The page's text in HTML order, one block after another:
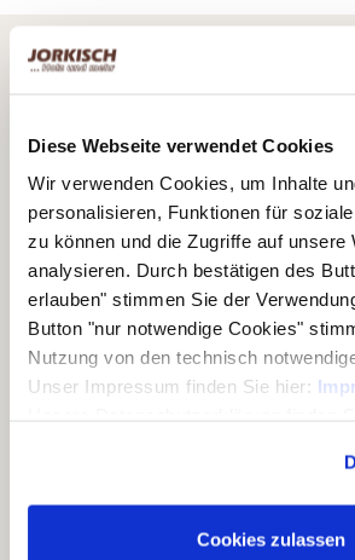
Diese Webseite verwendet Cookies
Wir verwenden Cookies, um Inhalte
personalisieren, Funktionen für
zu können und die Zugriffe auf unsere
analysieren. Durch bestätigen des
erlauben" stimmen Sie der
Button "nur notwendige Cookies"
Nutzung von den technisch
Unser Impressum finden Sie hier:
Cookies zulassen
Wir von Jorkisch geben täglich unser
Standorten produzieren und handeln wir mit
Holz. Stets für eine natürlich gestaltete
Besuchen Sie unseren Outlet-Store auf